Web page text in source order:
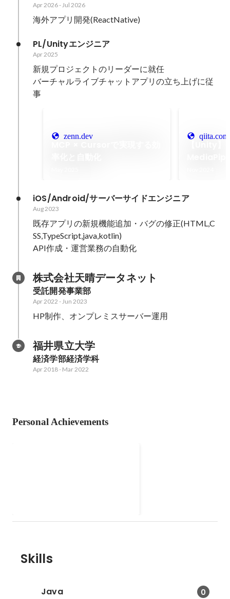
Apr 2026-Jul 2026
海外アプリ開発(ReactNative)
PL/Unityエンジニア
Apr 2025
新規プロジェクトのリーダーに就任
バーチャルライブチャットアプリの立ち上げに従
事
zenn.dev qiita.com
iOS/Android/サーバーサイドエンジニア
Aug 2023
既存アプリの新規機能追加・バグの修正(HTML,C
SS,TypeScript,java,kotlin)
API作成・運営業務の自動化
株式会社天晴データネット
受託開発事業部
Apr 2022 -Jun 2023
HP制作、オンプレミスサーバー運用
福井県立大学
経済学部経済学科
Apr 2018- Mar 2022
Personal Achievements
Skills
Java 0